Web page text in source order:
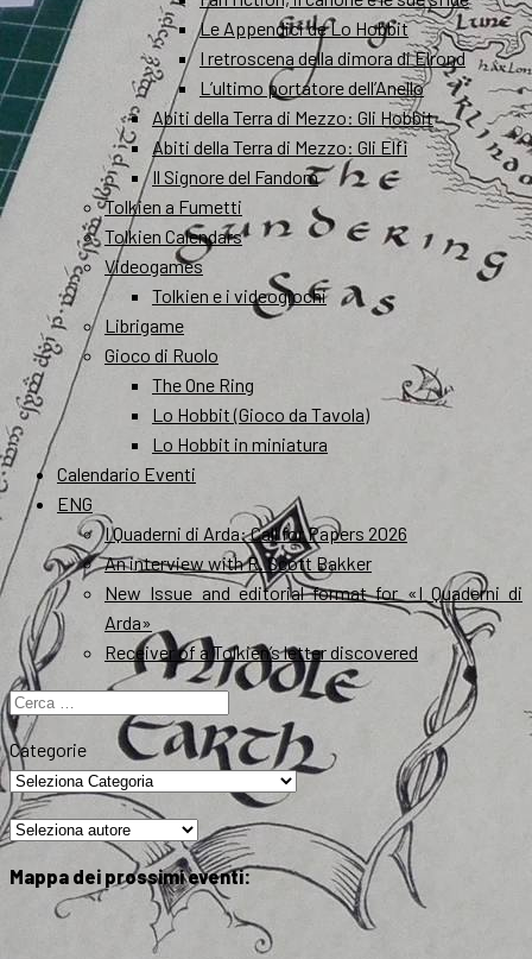
Le Appendici de Lo Hobbit
I retroscena della dimora di Elrond
L’ultimo portatore dell’Anello
Abiti della Terra di Mezzo: Gli Hobbit
Abiti della Terra di Mezzo: Gli Elfi
Il Signore del Fandom
Tolkien a Fumetti
Tolkien Calendars
Videogames
Tolkien e i videogiochi
Librigame
Gioco di Ruolo
The One Ring
Lo Hobbit (Gioco da Tavola)
Lo Hobbit in miniatura
Calendario Eventi
ENG
I Quaderni di Arda: Call for Papers 2026
An interview with R. Scott Bakker
New Issue and editorial format for «I Quaderni di
Arda»
Receiver of a Tolkien’s letter discovered
Ricerca
per:
Categorie
Mappa dei prossimi eventi: